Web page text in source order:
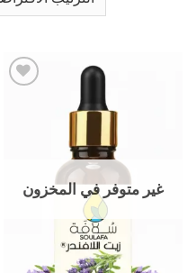
غير متوفر في المخزون